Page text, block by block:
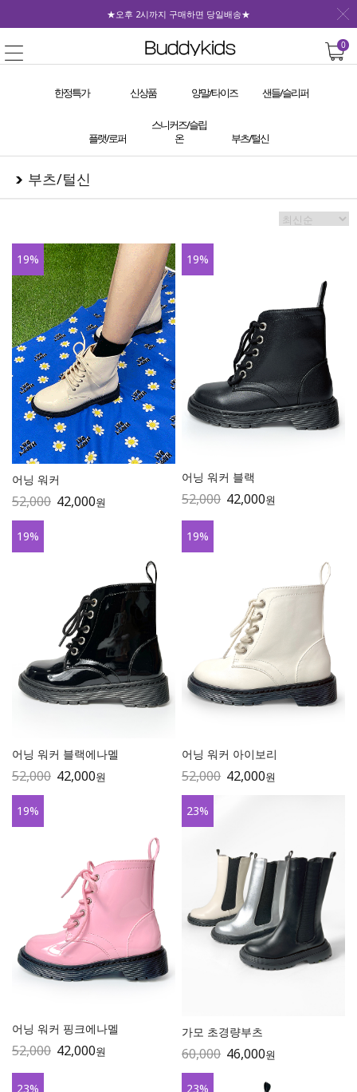
★오후 2시까지 구매하면 당일배송★
0
한정특가 신상품 양말/타이즈 샌들/슬리퍼
플랫/로퍼
스니커즈/슬립
온
부츠/털신
부츠/털신
19%
어닝 워커
52,000 42,000원
19%
어닝 워커 블랙
52,000 42,000원
19%
어닝 워커 블랙에나멜
52,000 42,000원
19%
어닝 워커 아이보리
52,000 42,000원
19%
어닝 워커 핑크에나멜
52,000 42,000원
23%
가모 초경량부츠
60,000 46,000원
23% 23%